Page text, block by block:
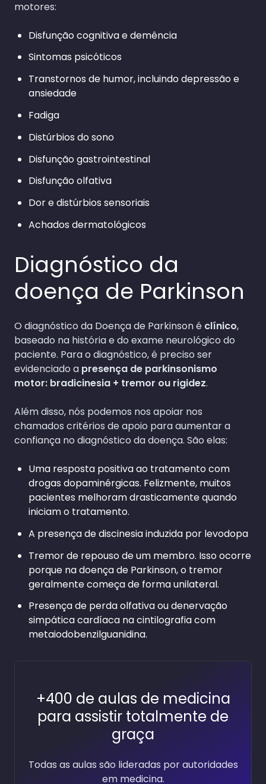
motores:
Disfunção cognitiva e demência
Sintomas psicóticos
Transtornos de humor, incluindo depressão e
ansiedade
Fadiga
Distúrbios do sono
Disfunção gastrointestinal
Disfunção olfativa
Dor e distúrbios sensoriais
Achados dermatológicos
Diagnóstico da
doença de Parkinson
O diagnóstico da Doença de Parkinson é clínico,
baseado na história e do exame neurológico do
paciente. Para o diagnóstico, é preciso ser
evidenciado a presença de parkinsonismo
motor: bradicinesia + tremor ou rigidez.
Além disso, nós podemos nos apoiar nos
chamados critérios de apoio para aumentar a
confiança no diagnóstico da doença. São elas:
Uma resposta positiva ao tratamento com
drogas dopaminérgicas. Felizmente, muitos
pacientes melhoram drasticamente quando
iniciam o tratamento.
A presença de discinesia induzida por levodopa
Tremor de repouso de um membro. Isso ocorre
porque na doença de Parkinson, o tremor
geralmente começa de forma unilateral.
Presença de perda olfativa ou denervação
simpática cardíaca na cintilografia com
metaiodobenzilguanidina.
+400 de aulas de medicina
para assistir totalmente de
graça
Todas as aulas são lideradas por autoridades
em medicina.